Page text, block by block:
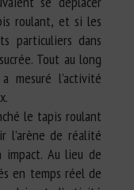
roulant, et si les
particuliers dans
Tout au long
mesuré l’activité
le tapis roulant
l’arène de réalité
impact. Au lieu de
en temps réel de